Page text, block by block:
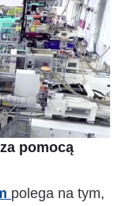
pomocą
polega na tym,